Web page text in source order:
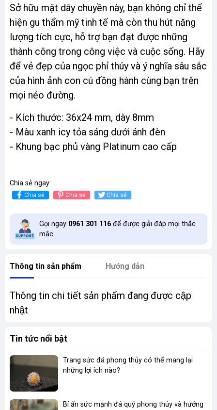
Sở hữu mặt dây chuyền này, bạn không chỉ thể
hiện gu thẩm mỹ tinh tế mà còn thu hút năng
lượng tích cực, hỗ trợ bạn đạt được những
thành công trong công việc và cuộc sống. Hãy
để vẻ đẹp của ngọc phỉ thúy và ý nghĩa sâu sắc
của hình ảnh con cú đồng hành cùng bạn trên
mọi nẻo đường.
- Kích thước: 36x24 mm, dày 8mm
- Màu xanh icy tỏa sáng dưới ánh đèn
- Khung bạc phủ vàng Platinum cao cấp
Chia sẻ ngay:
Chia sẻ Chia sẻ Chia sẻ
Gọi ngay 0961 301 116 để được giải đáp mọi thắc
mắc
Thông tin sản phẩm Hướng dẫn
Thông tin chi tiết sản phẩm đang được cập
nhật
Tin tức nổi bật
Trang sức đá phong thủy có thể mang lại
những lợi ích nào?
Bí ẩn sức mạnh đá quý phong thủy và hướng